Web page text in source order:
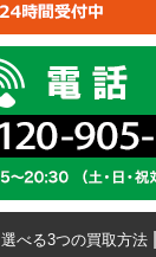
選べる3つの買取方法|